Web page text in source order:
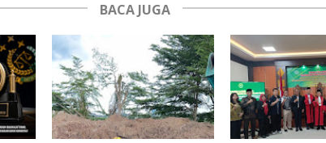
BACA JUGA